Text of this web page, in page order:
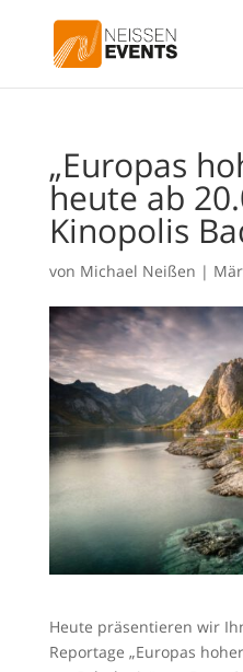
„Europas
heute ab
Kinopolis
von Michael Neißen |
Heute präsentieren wir
Reportage „Europas